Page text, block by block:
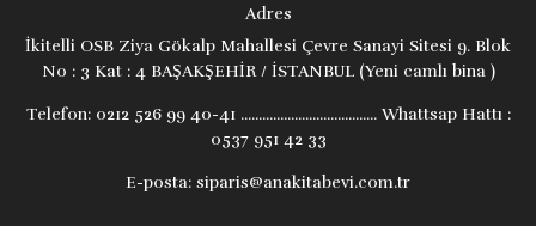
Adres
İkitelli OSB Ziya Gökalp Mahallesi Çevre Sanayi Sitesi 9. Blok
No : 3 Kat : 4 BAŞAKŞEHİR / İSTANBUL (Yeni camlı bina )
Telefon:0212 526 99 40-41 ...................................... Whattsap Hattı :
0537 951 42 33
E-posta: siparis@anakitabevi.com.tr